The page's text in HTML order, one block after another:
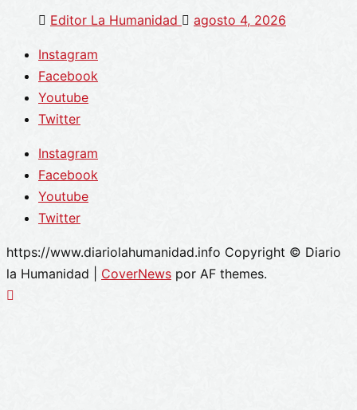
Editor La Humanidad agosto 4, 2026
Instagram
Facebook
Youtube
Twitter
Instagram
Facebook
Youtube
Twitter
https://www.diariolahumanidad.info Copyright © Diario
la Humanidad
CoverNews por AF themes.